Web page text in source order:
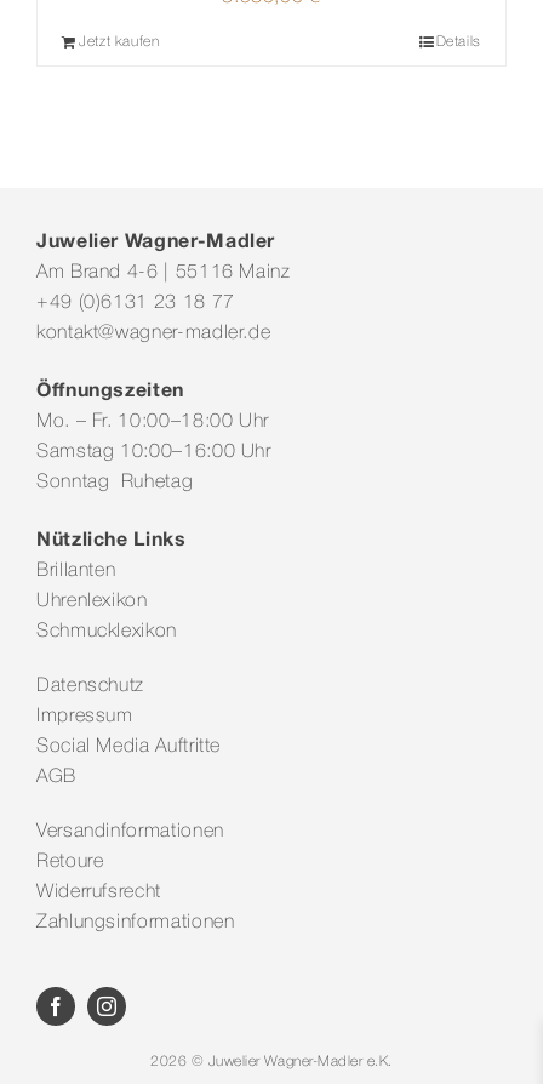
Jetzt kaufen Details
Juwelier Wagner-Madler
Am Brand 4-6 | 55116 Mainz
+49 (0)6131 23 18 77
kontakt@wagner-madler.de
Öffnungszeiten
Mo. – Fr. 10:00–18:00 Uhr
Samstag 10:00–16:00 Uhr
Sonntag Ruhetag
Nützliche Links
Brillanten
Uhrenlexikon
Schmucklexikon
Datenschutz
Impressum
Social Media Auftritte
AGB
Versandinformationen
Retoure
Widerrufsrecht
Zahlungsinformationen
2026 © Juwelier Wagner-Madler e.K.